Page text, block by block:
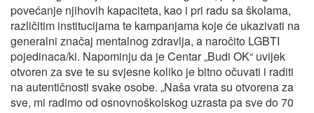
povećanje njihovih kapaciteta, kao i pri radu sa školama,
različitim institucijama te kampanjama koje će ukazivati na
generalni značaj mentalnog zdravlja, a naročito LGBTI
pojedinaca/ki. Napominju da je Centar „Budi OK“ uvijek
otvoren za sve te su svjesne koliko je bitno očuvati i raditi
na autentičnosti svake osobe. „Naša vrata su otvorena za
sve, mi radimo od osnovnoškolskog uzrasta pa sve do 70